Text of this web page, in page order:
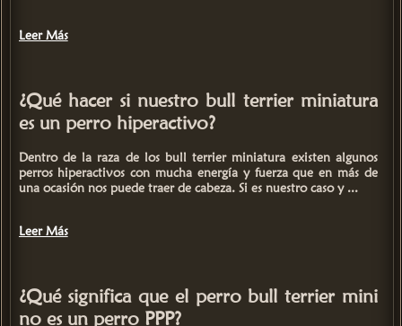
Leer Más
¿Qué hacer si nuestro bull terrier miniatura
es un perro hiperactivo?
Dentro de la raza de los bull terrier miniatura existen algunos
perros hiperactivos con mucha energía y fuerza que en más de
una ocasión nos puede traer de cabeza. Si es nuestro caso y ...
Leer Más
¿Qué significa que el perro bull terrier mini
no es un perro PPP?